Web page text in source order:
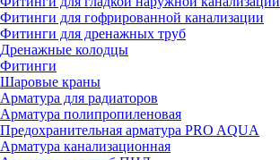
Фитинги для гофрированной канализации
Фитинги для дренажных труб
Дренажные колодцы
Фитинги
Шаровые краны
Арматура для радиаторов
Арматура полипропиленовая
Предохранительная арматура PRO AQUA
Арматура канализационная